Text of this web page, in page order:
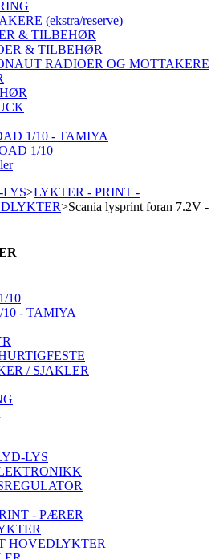
(ekstra/reserve)
& TILBEHØR
& TILBEHØR
RADIOER OG MOTTAKERE
1/10 - TAMIYA
1/10
>LYKTER - PRINT -
>Scania lysprint foran 7.2V -
10
- TAMIYA
/ SJAKLER
LYS
- PÆRER
HOVEDLYKTER